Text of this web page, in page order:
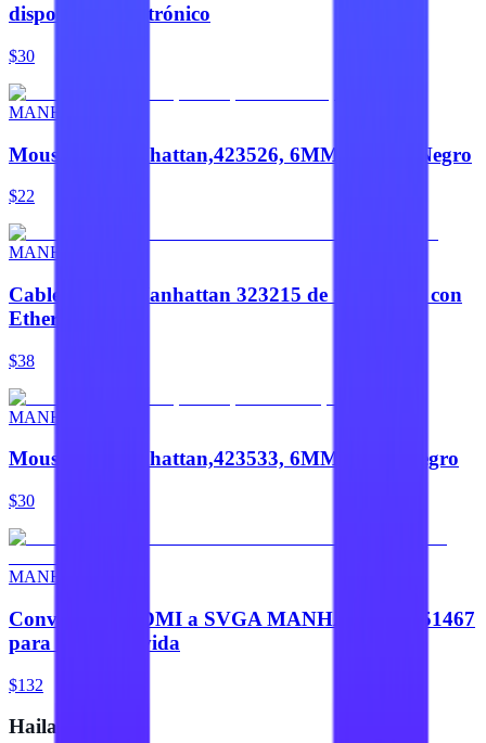
dispositivos electrónico
$30
MANHATTAN
Mousepad,Manhattan,423526, 6MM Granel, Negro
$22
MANHATTAN
Cable HDMI Manhattan 323215 de 1.4 metros con
Ethernet
$38
MANHATTAN
Mousepad,Manhattan,423533, 6MM Bolsa, Negro
$30
MANHATTAN
Convertidor HDMI a SVGA MANHATTAN 151467
para tu conectivida
$132
Hailan Store